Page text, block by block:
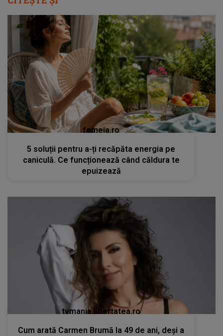
femeia.ro
5 soluții pentru a-ți recăpăta energia pe
caniculă. Ce funcționează când căldura te
epuizează
tvmania.libertatea.ro
Cum arată Carmen Brumă la 49 de ani, deși a